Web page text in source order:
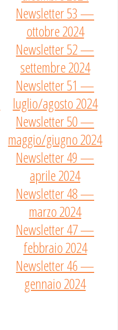
Newsletter 53 —
ottobre 2024
Newsletter 52 —
settembre 2024
Newsletter 51 —
luglio/agosto 2024
Newsletter 50 —
maggio/giugno 2024
Newsletter 49 —
aprile 2024
Newsletter 48 —
marzo 2024
Newsletter 47 —
febbraio 2024
Newsletter 46 —
gennaio 2024